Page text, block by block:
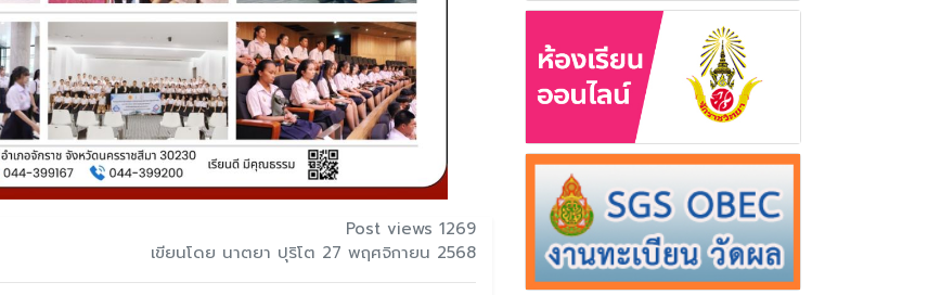
Post views 1269
เขียนโดย นาตยา ปุริโต 27 พฤศจิกายน 2568